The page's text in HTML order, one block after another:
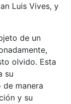
Luis Vives, y
de un
olvido. Esta
su
manera
y su